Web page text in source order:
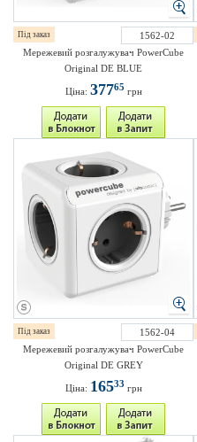
Під заказ
1562-02
Мережевий розгалужувач PowerCube
Original DE BLUE
Ціна: 37765 грн
Під заказ
1562-04
Мережевий розгалужувач PowerCube
Original DE GREY
Ціна: 16533 грн